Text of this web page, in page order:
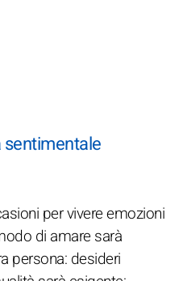
per vivere emozioni
di amare sarà
persona: desideri